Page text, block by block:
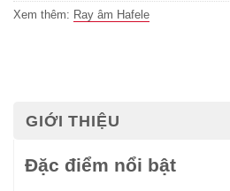
Xem thêm: Ray âm Hafele
GIỚI THIỆU
Đặc điểm nổi bật